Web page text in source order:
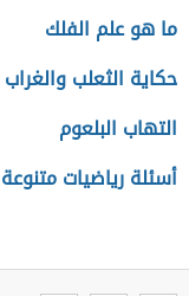
ما هو علم الفلك
حكاية الثعلب والغراب
التهاب البلعوم
أسئلة رياضيات متنوعة